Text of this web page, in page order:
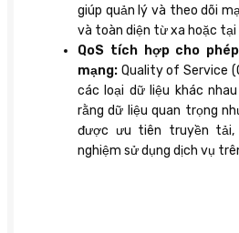
giúp quản lý và theo dõi
và toàn diện từ xa hoặc tại
QoS tích hợp cho
mạng: Quality of Service
các loại dữ liệu khác
rằng dữ liệu quan trọng
được ưu tiên truyền
nghiệm sử dụng dịch vụ